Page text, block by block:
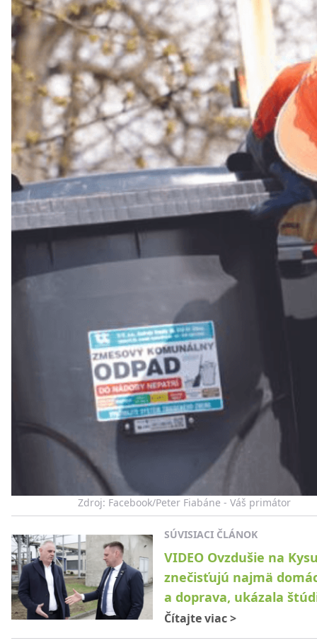
Zdroj: Facebook/Peter Fiabáne - Váš primátor
SÚVISIACI ČLÁNOK
VIDEO Ovzdušie na
znečisťujú najmä
a doprava, ukázala
Čítajte viac>